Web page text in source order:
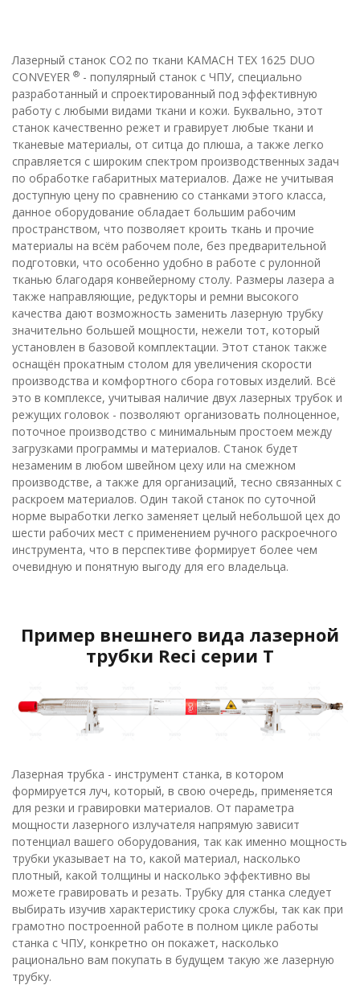
Лазерный станок CO2 по ткани KAMACH TEX 1625 DUO
CONVEYER ® - популярный станок с ЧПУ, специально
разработанный и спроектированный под эффективную
работу с любыми видами ткани и кожи. Буквально, этот
станок качественно режет и гравирует любые ткани и
тканевые материалы, от ситца до плюша, а также легко
справляется с широким спектром производственных задач
по обработке габаритных материалов. Даже не учитывая
доступную цену по сравнению со станками этого класса,
данное оборудование обладает большим рабочим
пространством, что позволяет кроить ткань и прочие
материалы на всём рабочем поле, без предварительной
подготовки, что особенно удобно в работе с рулонной
тканью благодаря конвейерному столу. Размеры лазера а
также направляющие, редукторы и ремни высокого
качества дают возможность заменить лазерную трубку
значительно большей мощности, нежели тот, который
установлен в базовой комплектации. Этот станок также
оснащён прокатным столом для увеличения скорости
производства и комфортного сбора готовых изделий. Всё
это в комплексе, учитывая наличие двух лазерных трубок и
режущих головок - позволяют организовать полноценное,
поточное производство с минимальным простоем между
загрузками программы и материалов. Станок будет
незаменим в любом швейном цеху или на смежном
производстве, а также для организаций, тесно связанных с
раскроем материалов. Один такой станок по суточной
норме выработки легко заменяет целый небольшой цех до
шести рабочих мест с применением ручного раскроечного
инструмента, что в перспективе формирует более чем
очевидную и понятную выгоду для его владельца.
Пример внешнего вида лазерной
трубки Reci серии T
Лазерная трубка - инструмент станка, в котором
формируется луч, который, в свою очередь, применяется
для резки и гравировки материалов. От параметра
мощности лазерного излучателя напрямую зависит
потенциал вашего оборудования, так как именно мощность
трубки указывает на то, какой материал, насколько
плотный, какой толщины и насколько эффективно вы
можете гравировать и резать. Трубку для станка следует
выбирать изучив характеристику срока службы, так как при
грамотно построенной работе в полном цикле работы
станка с ЧПУ, конкретно он покажет, насколько
рационально вам покупать в будущем такую же лазерную
трубку.